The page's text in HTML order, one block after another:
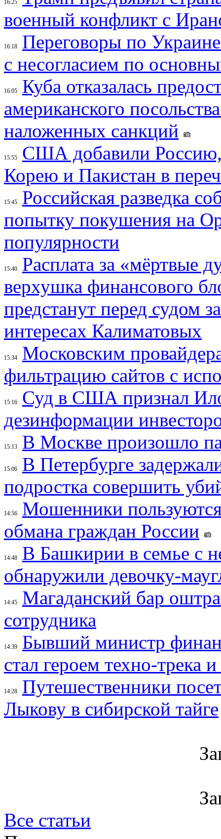
16:25
военный конфликт с
16:18
Переговоры по
с несогласием по
16:05
Куба отказалась
американского
наложенных санкций
15:55
США добавили
Корею и Пакистан в
15:45
Российская разведка
попытку покушения на
популярности
15:40
Расплата за «мёртвые
верхушка финансового
предстанут перед судом
интересах Калиматовых
15:34
Московским
фильтрацию сайтов с
15:16
Суд в США признал
дезинформации
15:13 В Москве произошло
15:06
В Петербурге
подростка совершить
14:56
Мошенники
обмана граждан России
14:48
В Башкирии в семье с
обнаружили девочку-
14:45
Магаданский бар
сотрудника
14:39
Бывший министр
стал героем техно-трека
14:28
Путешественники
Лыкову в сибирской тайге
Все статьи